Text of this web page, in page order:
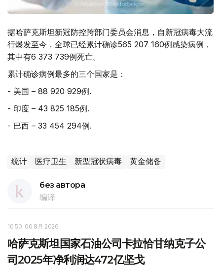
据哈萨克斯坦新冠防控跨部门委员会消息，自新冠病毒大流
行爆发至今，全球已经累计确诊565 207 160例感染病例，
其中有6 373 739例死亡。
累计确诊病例最多的三个国家是：
- 美国 – 88 920 929例.
- 印度 – 43 825 185例.
- 巴西 – 33 454 294例.
统计 医疗卫生 新型冠状病毒 黄金储备
без автора
编译
10:50, 06 8月 2026
哈萨克斯坦国家石油公司卡拉恰甘纳克子公
司2025年净利润达472亿坚戈